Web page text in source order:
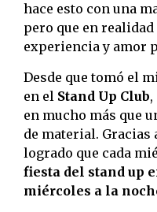
hace esto con una
pero que en
experiencia y amor
Desde que tomó el
en el Stand Up Club
en mucho más que
de material. Gracias
logrado que cada
fiesta del stand up
miércoles a la